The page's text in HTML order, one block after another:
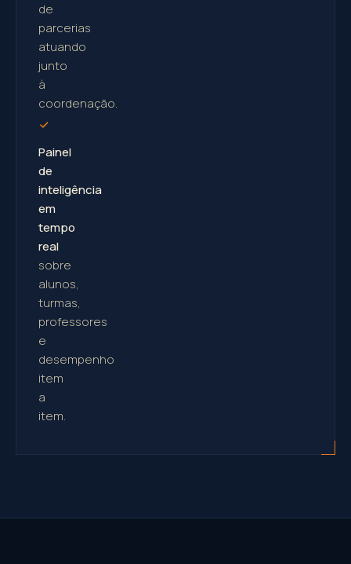
de
parcerias
atuando
junto
à
coordenação.
Painel
de
inteligência
em
tempo
real
sobre
alunos,
turmas,
professores
e
desempenho
item
a
item.